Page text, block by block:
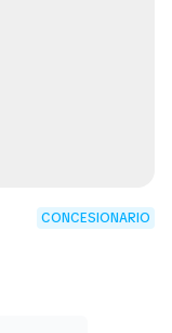
CONCESIONARIO